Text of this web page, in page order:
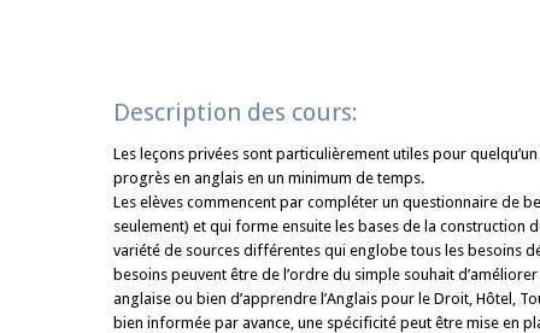
Description des cours:
Les leçons privées sont particulièrement utiles pour
progrès en anglais en un minimum de temps.
Les elèves commencent par compléter un questionnaire de
seulement) et qui forme ensuite les bases de la construction
variété de sources différentes qui englobe tous les besoins
besoins peuvent être de l’ordre du simple souhait
anglaise ou bien d’apprendre l’Anglais pour le Droit, Hôtel,
bien informée par avance, une spécificité peut être mise en